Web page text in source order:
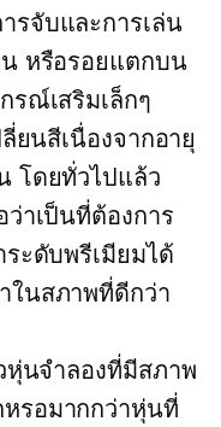
จับและการเล่น
หรือรอยแตกบน
ณ์เสริมเล็กๆ
ยนสีเนื่องจากอายุ
โดยทั่วไปแล้ว
าเป็นที่ต้องการ
ะดับพรีเมียมได้
ในสภาพที่ดีกว่า
หุ่นจำลองที่มีสภาพ
รอมากกว่าหุ่นที่